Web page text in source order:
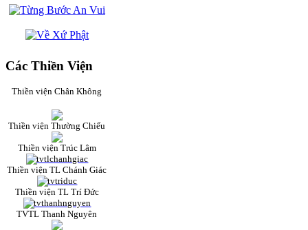
Các Thiền Viện
Thiền viện Chân Không
Thiền viện Thường Chiếu
Thiền viện Trúc Lâm
Thiền viện TL Chánh Giác
Thiền viện TL Trí Đức
TVTL Thanh Nguyên